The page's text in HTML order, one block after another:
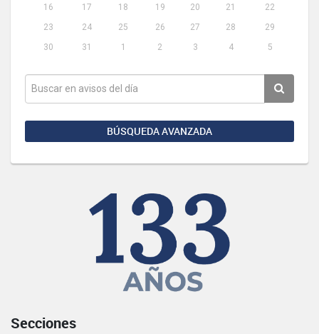
16
17 18 19 20 21
22
23
24 25 26 27 28
29
30
31 1 2 3 4 5
BÚSQUEDA AVANZADA
Secciones